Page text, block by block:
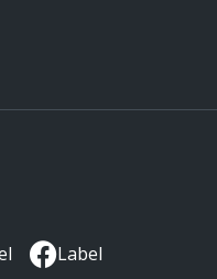
Label